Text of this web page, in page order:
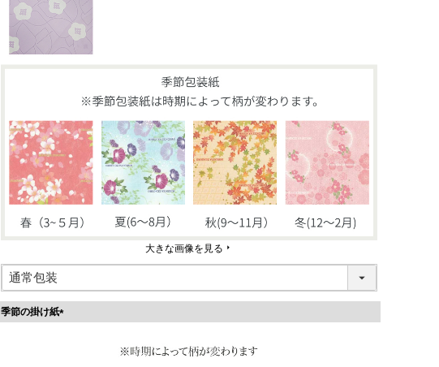
大きな画像を見る
季節の掛け紙